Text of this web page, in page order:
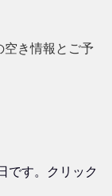
き情報とご予
です。クリック